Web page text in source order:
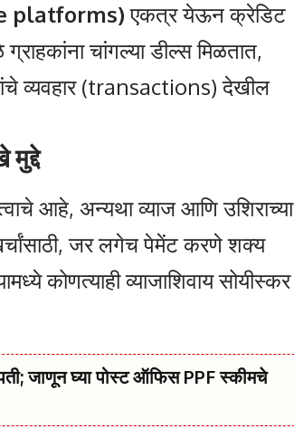
platforms)एकत्र येऊन क्रेडिट
चांगल्या डील्स मिळतात,
व्यवहार (transactions) देखील
आहे, अन्यथा व्याज आणि उशिराच्या
जर लगेच पेमेंट करणे शक्य
कोणत्याही व्याजाशिवाय सोयीस्कर
जाणून घ्या पोस्ट ऑफिस PPF स्कीमचे